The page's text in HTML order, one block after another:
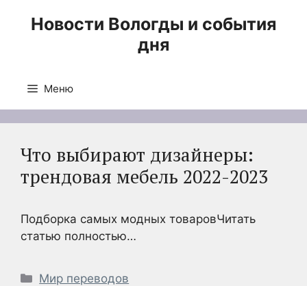
Новости Вологды и события
дня
Меню
Что выбирают дизайнеры:
трендовая мебель 2022-2023
Подборка самых модных товаровЧитать
статью полностью…
Рубрики
Мир переводов